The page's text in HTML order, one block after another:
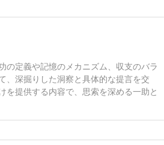
の定義や記憶のメカニズム、収支のバラ
、深掘りした洞察と具体的な提言を交
を提供する内容で、思索を深める一助と